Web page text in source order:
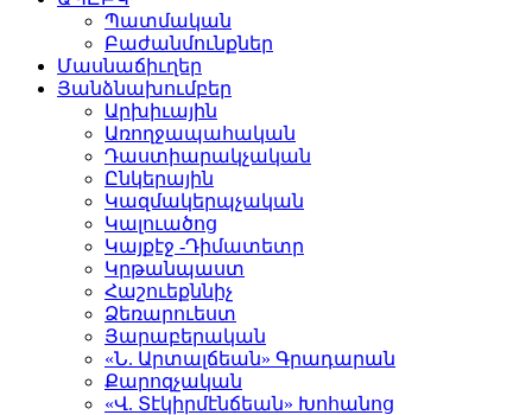
Պատմական
Բաժանմունքներ
Մասնաճիւղեր
Յանձնախումբեր
Արխիւային
Առողջապահական
Դաստիարակչական
Ընկերային
Կազմակերպչական
Կալուածոց
Կայքէջ -Դիմատետր
Կրթանպաստ
Հաշուեքննիչ
Ձեռարուեստ
Յարաբերական
«Ն. Արտալճեան» Գրադարան
Քարոզչական
«Վ. Տէկիրմէնճեան» Խոհանոց